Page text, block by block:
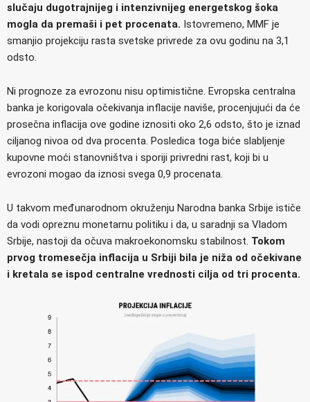
slučaju dugotrajnijeg i intenzivnijeg energetskog šoka
mogla da premaši i pet procenata. Istovremeno, MMF je
smanjio projekciju rasta svetske privrede za ovu godinu na 3,1
odsto.
Ni prognoze za evrozonu nisu optimistične. Evropska centralna
banka je korigovala očekivanja inflacije naviše, procenjujući da će
prosečna inflacija ove godine iznositi oko 2,6 odsto, što je iznad
ciljanog nivoa od dva procenta. Posledica toga biće slabljenje
kupovne moći stanovništva i sporiji privredni rast, koji bi u
evrozoni mogao da iznosi svega 0,9 procenata.
U takvom međunarodnom okruženju Narodna banka Srbije ističe
da vodi opreznu monetarnu politiku i da, u saradnji sa Vladom
Srbije, nastoji da očuva makroekonomsku stabilnost. Tokom
prvog tromesečja inflacija u Srbiji bila je niža od očekivane
i kretala se ispod centralne vrednosti cilja od tri procenta.